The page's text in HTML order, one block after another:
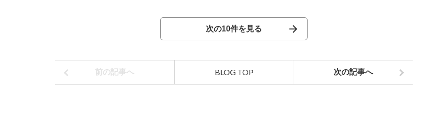
次の10件を見る
前の記事へ BLOG TOP 次の記事へ